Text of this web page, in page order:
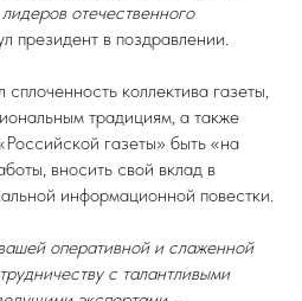
отечественного
президент в поздравлении.
сплоченность коллектива газеты,
традициям, а также
газеты» быть «на
вносить свой вклад в
информационной повестки.
оперативной и слаженной
с талантливыми